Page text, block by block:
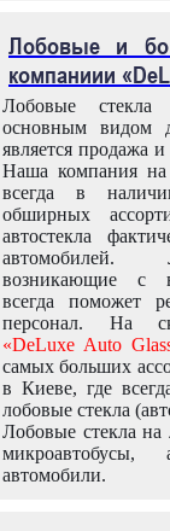
Лобовые и
компаниии
Лобовые
основным видом
является продажа и
Наша компания на
всегда в
обширных
автостекла
возникающие с
всегда поможет
персонал. На
«DeLuxe Auto
самых больших
в Киеве, где
лобовые стекла
Лобовые стекла на
микроавтобусы,
автомобили.